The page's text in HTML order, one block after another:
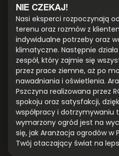
NIE CZEKAJ!
Nasi eksperci rozpoczynają
terenu oraz rozmów z
indywidualne potrzeby oraz
klimatyczne. Następnie
zespół, który zajmie się
przez prace ziemne, aż po
nawadniania i oświetlenia.
Pszczyna realizowana przez
spokoju oraz satysfakcji,
współpracy i dotrzymywaniu
wymarzony ogród jest na
się, jak Aranżacja ogrodów w
Twój otaczający świat na